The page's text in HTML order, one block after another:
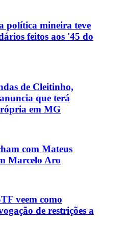
política mineira teve
feitos aos '45 do
de Cleitinho,
que terá
em MG
com Mateus
Marcelo Aro
veem como
de restrições a